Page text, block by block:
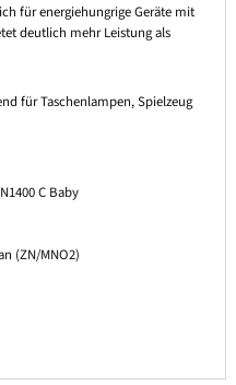
für energiehungrige Geräte mit
deutlich mehr Leistung als
für Taschenlampen, Spielzeug
C Baby
(ZN/MNO2)